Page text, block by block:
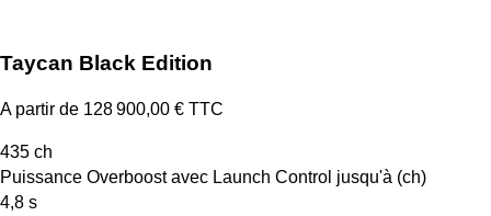
Taycan Black Edition
A partir de 128 900,00 € TTC
435 ch
Puissance Overboost avec Launch Control jusqu'à (ch)
4,8 s